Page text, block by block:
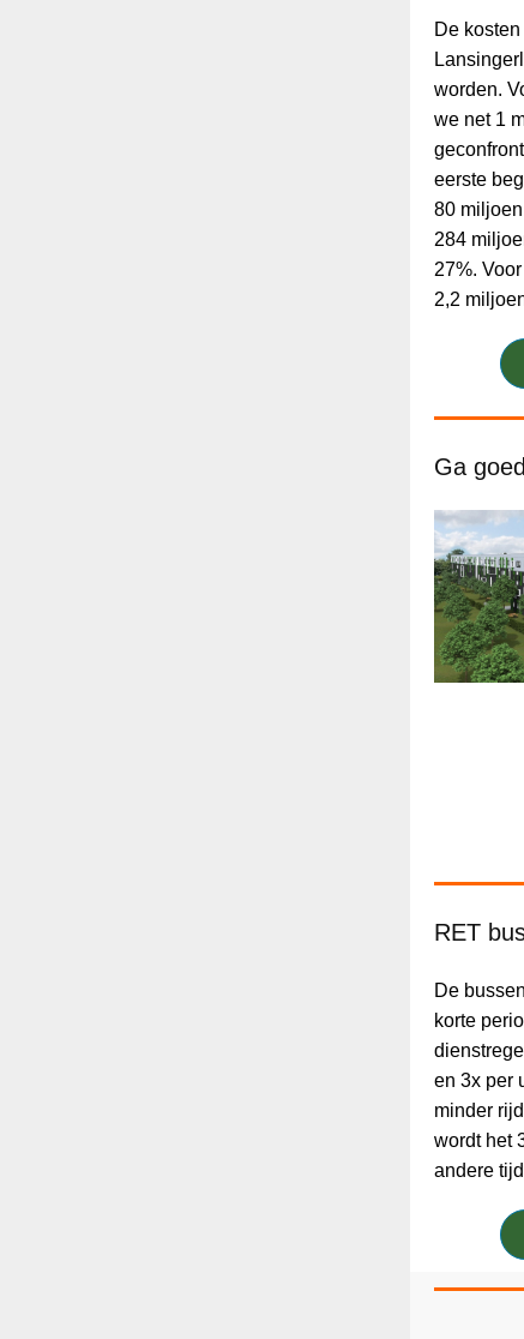
De
worden.
we net 1
eerste
80
284
27%.
2,2
Ga
RET
De
korte
en 3x per
minder
wordt het
andere